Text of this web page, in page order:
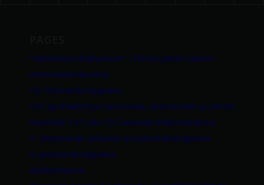
”Viimeiseen iltahuutoon” -Tietoa Juhani Sainion
veteraanielokuvista
10. Pioneerikomppania
105 kynttilälyhtyä talvisodan, veteraanien ja uhrien
muistolle 10.3. klo 19 Tuusulan kirkkorannassa
5. Divisioonan esikunta ja esikuntakomppania
9. pioneerikomppania
Ajankohtaista